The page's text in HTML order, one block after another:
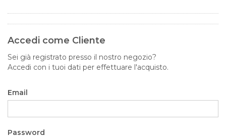
Accedi come Cliente
Sei già registrato presso il nostro negozio?
Accedi con i tuoi dati per effettuare l'acquisto.
Email
Password